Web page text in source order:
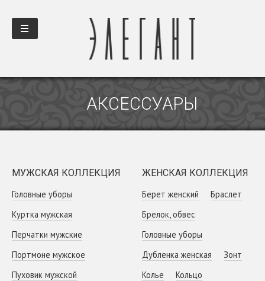
АКСЕССУАРЫ
МУЖСКАЯ КОЛЛЕКЦИЯ
Головные уборы
Куртка мужская
Перчатки мужские
Портмоне мужское
Пуховик мужской
ЖЕНСКАЯ КОЛЛЕКЦИЯ
Берет женский
Браслет
Брелок, обвес
Головные уборы
Дубленка женская
Зонт
Колье
Кольцо